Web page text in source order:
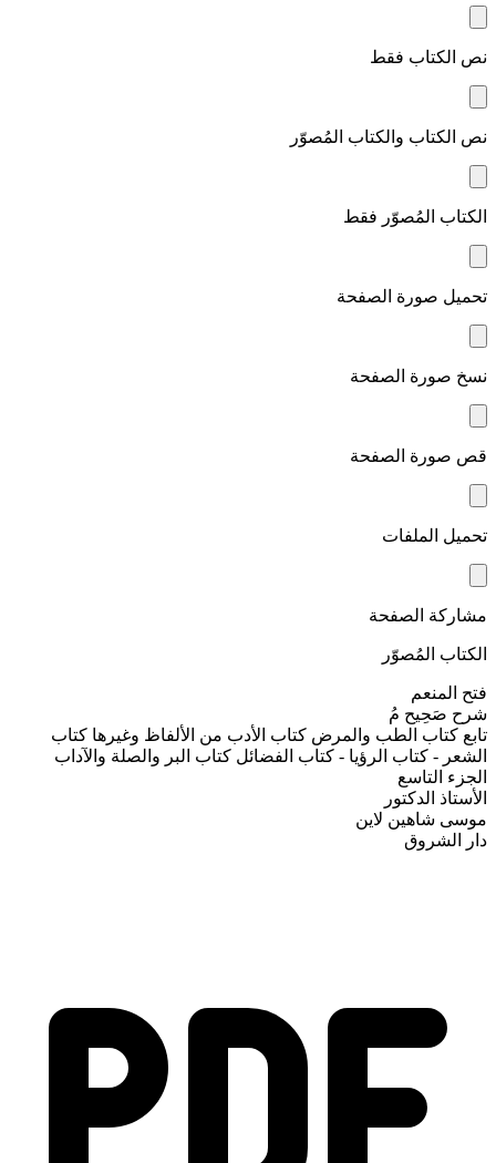
نص الكتاب فقط
نص الكتاب والكتاب المُصوّر
الكتاب المُصوّر فقط
تحميل صورة الصفحة
نسخ صورة الصفحة
قص صورة الصفحة
تحميل الملفات
مشاركة الصفحة
الكتاب المُصوّر
فتح المنعم
شرح صَحِيح مُ
تابع كتاب الطب والمرض كتاب الأدب من الألفاظ وغيرها كتاب
الشعر - كتاب الرؤيا - كتاب الفضائل كتاب البر والصلة والآداب
الجزء التاسع
الأستاذ الدكتور
موسى شاهين لاين
دار الشروق